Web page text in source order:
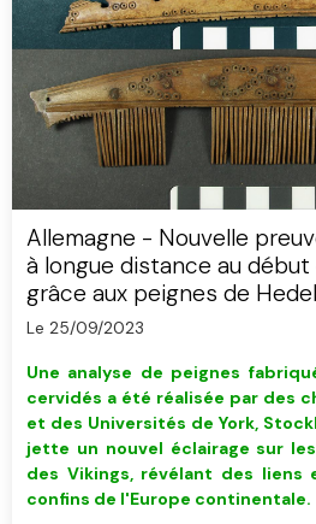
Allemagne - Nouvelle
à longue distance au début
grâce aux peignes de
Le 25/09/2023
Une analyse de peignes
cervidés a été réalisée par des
et des Universités de York,
jette un nouvel éclairage sur
des Vikings, révélant des
confins de l'Europe continentale.